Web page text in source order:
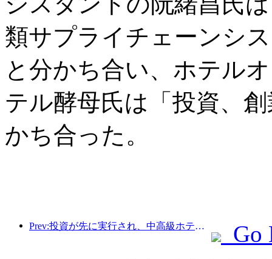
類サプライチェーンシ
と分かち合い、ホテル
テル酵母氏は「投資、
かち合った。
Prev:投資が先に実行され、中高級ホテルは投機の段階を過ぎている。
Go